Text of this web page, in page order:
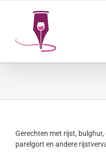
Gerechten met rijst,
parelgort en andere